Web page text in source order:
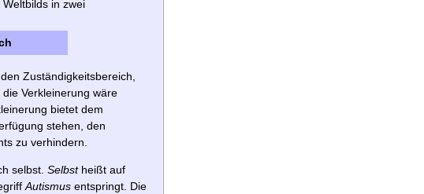
in zwei
Zuständigkeitsbereich,
Verkleinerung wäre
bietet dem
stehen, den
zu verhindern.
selbst. Selbstheißt auf
Autismusentspringt. Die